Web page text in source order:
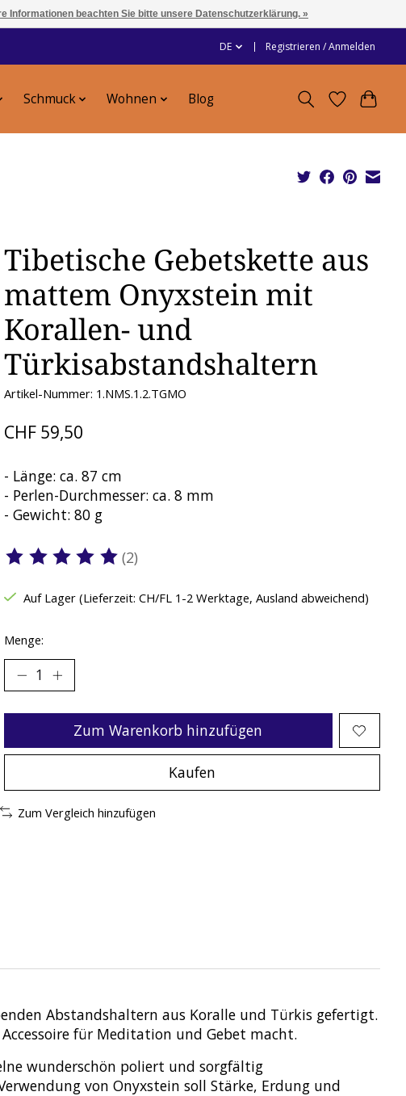
DE Registrieren / Anmelden
Schmuck Wohnen Blog
Tibetische Gebetskette aus
mattem Onyxstein mit
Korallen- und
Türkisabstandshaltern
Artikel-Nummer: 1.NMS.1.2.TGMO
CHF 59,50
- Länge: ca. 87 cm
- Perlen-Durchmesser: ca. 8 mm
- Gewicht: 80 g
Die Bewertung dieses Produkts ist
(2)
Auf Lager (Lieferzeit: CH/FL 1-2 Werktage, Ausland abweichend)
Menge:
Zum Warenkorb hinzufügen
Kaufen
Zum Vergleich hinzufügen
Abstandshaltern aus Koralle und Türkis gefertigt.
für Meditation und Gebet macht.
wunderschön poliert und sorgfältig
von Onyxstein soll Stärke, Erdung und
Informationen beachten Sie bitte unsere Datenschutzerklärung. »